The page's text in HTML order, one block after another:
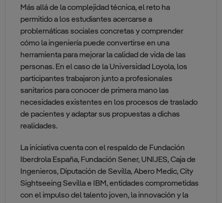
Más allá de la complejidad técnica, el reto ha
permitido a los estudiantes acercarse a
problemáticas sociales concretas y comprender
cómo la ingeniería puede convertirse en una
herramienta para mejorar la calidad de vida de las
personas. En el caso de la Universidad Loyola, los
participantes trabajaron junto a profesionales
sanitarios para conocer de primera mano las
necesidades existentes en los procesos de traslado
de pacientes y adaptar sus propuestas a dichas
realidades.
La iniciativa cuenta con el respaldo de Fundación
Iberdrola España, Fundación Sener, UNIJES, Caja de
Ingenieros, Diputación de Sevilla, Abero Medic, City
Sightseeing Sevilla e IBM, entidades comprometidas
con el impulso del talento joven, la innovación y la